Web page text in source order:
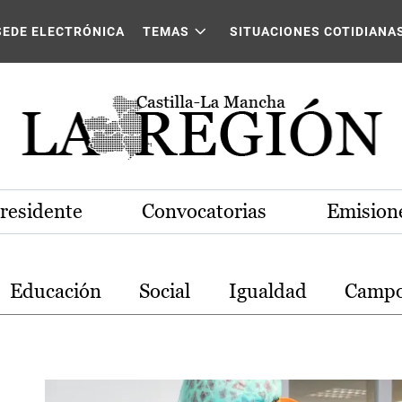
La Mancha
ELECTRÓNICA TEMAS SITUACIONES
Convocatorias
Educación Social Igualdad